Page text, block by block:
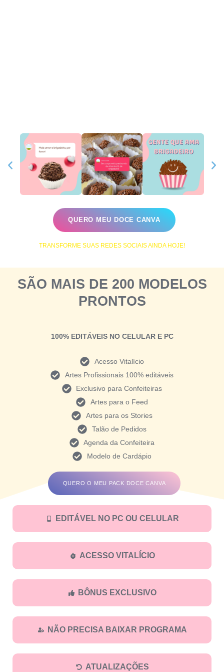
QUERO MEU DOCE CANVA
TRANSFORME SUAS REDES SOCIAIS AINDA HOJE!
SÃO MAIS DE 200 MODELOS
PRONTOS
100% EDITÁVEIS NO CELULAR E PC
Acesso Vitalício
Artes Profissionais 100% editáveis
Exclusivo para Confeiteiras
Artes para o Feed
Artes para os Stories
Talão de Pedidos
Agenda da Confeiteira
Modelo de Cardápio
QUERO O MEU PACK DOCE CANVA
EDITÁVEL NO PC OU CELULAR
ACESSO VITALÍCIO
BÔNUS EXCLUSIVO
NÃO PRECISA BAIXAR PROGRAMA
ATUALIZAÇÕES